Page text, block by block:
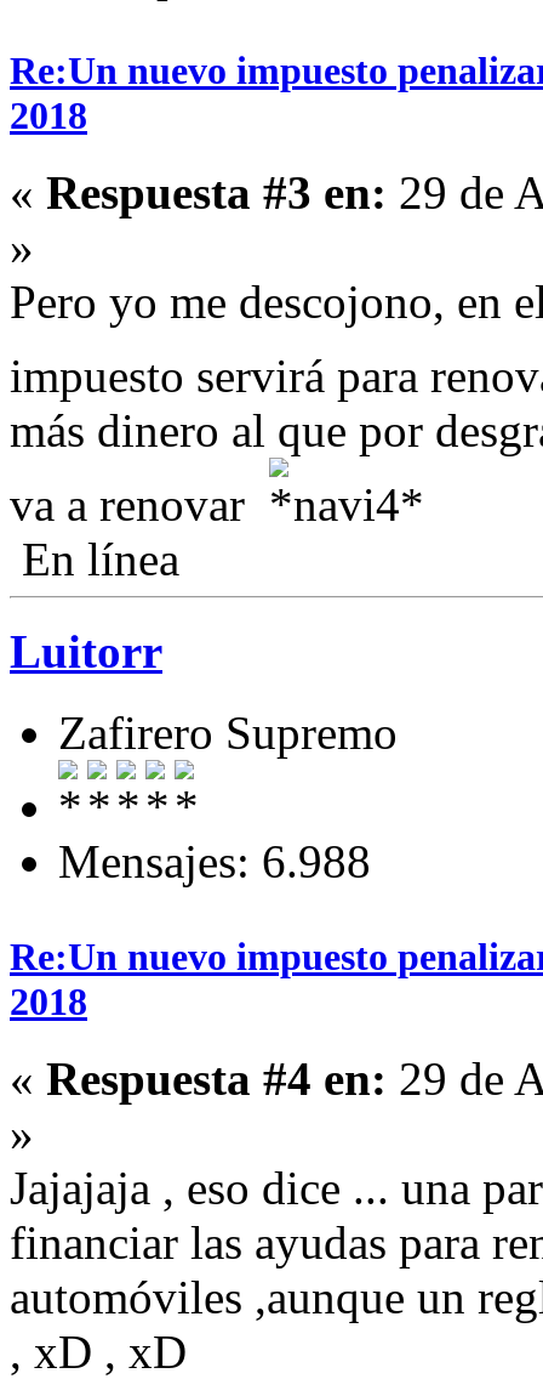
Re:Un nuevo impuesto
2018
« Respuesta #3 en: 29 de
»
Pero yo me descojono, en
impuesto servirá para
más dinero al que por
va a renovar
En línea
Luitorr
Zafirero Supremo
Mensajes: 6.988
Re:Un nuevo impuesto
2018
« Respuesta #4 en: 29 de
»
Jajajaja , eso dice ... una
financiar las ayudas para
automóviles ,aunque un
, xD , xD